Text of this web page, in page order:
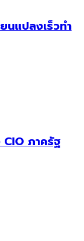
แปลงเร็วทำ
ภาครัฐ